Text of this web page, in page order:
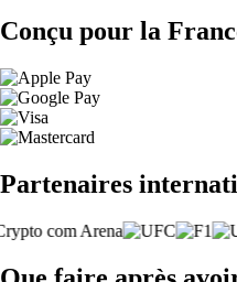
Conçu pour la
Partenaires